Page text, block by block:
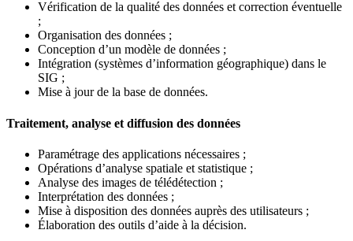
Vérification de la qualité des données et correction éventuelle
;
Organisation des données ;
Conception d’un modèle de données ;
Intégration (systèmes d’information géographique) dans le
SIG ;
Mise à jour de la base de données.
Traitement, analyse et diffusion des données
Paramétrage des applications nécessaires ;
Opérations d’analyse spatiale et statistique ;
Analyse des images de télédétection ;
Interprétation des données ;
Mise à disposition des données auprès des utilisateurs ;
Élaboration des outils d’aide à la décision.